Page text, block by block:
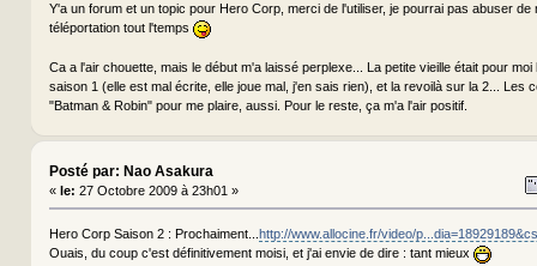
Y'a un forum et un topic pour Hero Corp, merci de l'utiliser, je pourrai pas abuser de
téléportation tout l'temps
Ca a l'air chouette, mais le début m'a laissé perplexe... La petite vieille était pour
saison 1 (elle est mal écrite, elle joue mal, j'en sais rien), et la revoilà sur la 2... Les
"Batman & Robin" pour me plaire, aussi. Pour le reste, ça m'a l'air positif.
Posté par: Nao Asakura
« le: 27 Octobre 2009 à 23h01 »
Hero Corp Saison 2 : Prochaiment... http://www.allocine.fr/video/
Ouais, du coup c'est définitivement moisi, et j'ai envie de dire : tant mieux